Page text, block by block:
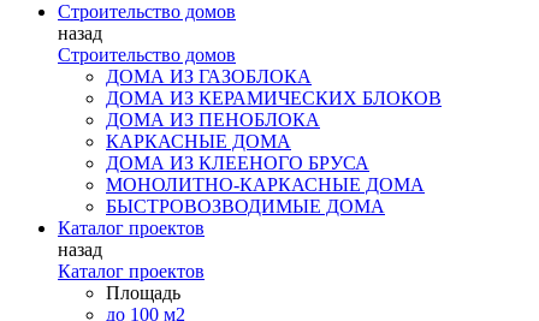
Строительство домов
назад
Строительство домов
ДОМА ИЗ ГАЗОБЛОКА
ДОМА ИЗ КЕРАМИЧЕСКИХ БЛОКОВ
ДОМА ИЗ ПЕНОБЛОКА
КАРКАСНЫЕ ДОМА
ДОМА ИЗ КЛЕЕНОГО БРУСА
МОНОЛИТНО-КАРКАСНЫЕ ДОМА
БЫСТРОВОЗВОДИМЫЕ ДОМА
Каталог проектов
назад
Каталог проектов
Площадь
до 100 м2